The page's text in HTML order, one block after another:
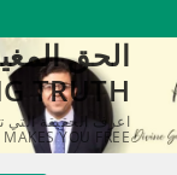
المحتوىTRUTH
MAKES YOU FREE